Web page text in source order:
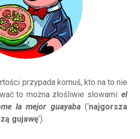
przypada komuś, kto na to nie
to można złośliwie słowami: el
la mejor guayaba(‘najgorsza
gujawę’).